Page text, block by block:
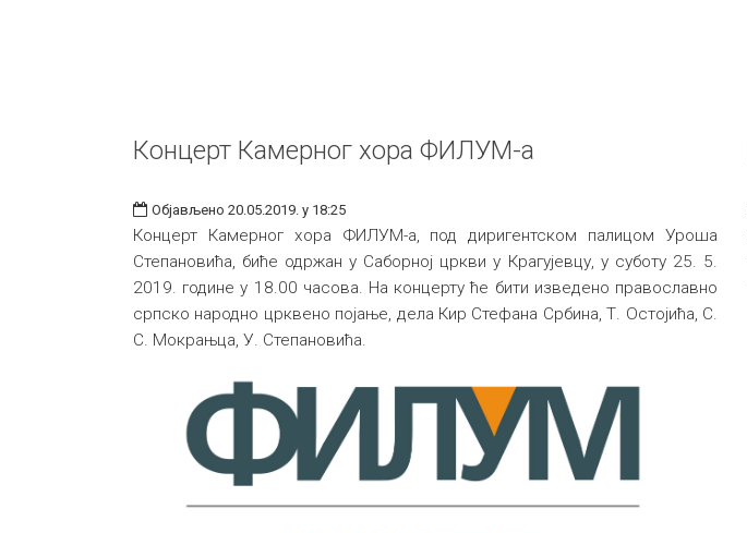
Концерт Камерног хора ФИЛУМ-а
Објављено 20.05.2019. у 18:25
Концерт Камерног хора ФИЛУМ-а, под диригентском палицом Уроша
Степановића, биће одржан у Саборној цркви у Крагујевцу, у суботу 25. 5.
2019. године у 18.00 часова. На концерту ће бити изведено православно
српско народно црквено појање, дела Кир Стефана Србина, Т. Остојића, С.
С. Мокрањца, У. Степановића.